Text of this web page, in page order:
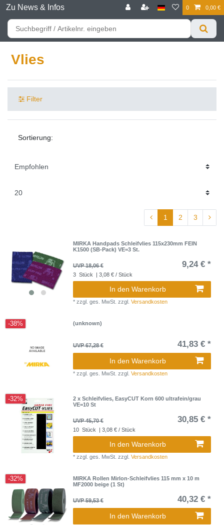
Zu News & Infos 0 0,00 €
Für bessere Preise HIER registrieren!
Vlies
Filter
Sortierung:
1 2 3
MIRKA Handpads Schleifvlies 115x230mm FEIN
K1500 (SB-Pack) VE=3 St.
UVP 18,06 € 9,24 € *
3 Stück | 3,08 € / Stück
In den Warenkorb
* zzgl. ges. MwSt. zzgl. Versandkosten
-38% (unknown)
UVP 67,28 € 41,83 € *
In den Warenkorb
* zzgl. ges. MwSt. zzgl. Versandkosten
-32%
2 x Schleifvlies, EasyCUT Korn 600 ultrafein/grau
VE=10 St
UVP 45,70 € 30,85 € *
10 Stück | 3,08 € / Stück
In den Warenkorb
* zzgl. ges. MwSt. zzgl. Versandkosten
-32%
MIRKA Rollen Mirlon-Schleifvlies 115 mm x 10 m
MF2000 beige (1 St)
UVP 59,53 € 40,32 € *
In den Warenkorb